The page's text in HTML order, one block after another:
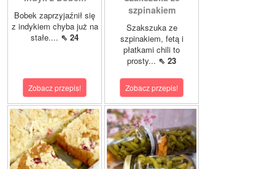
Bobek zaprzyjaźnił się
z indykiem chyba już na
stałe.... ⇖ 24
Zobacz przepis!
szpinakiem
Szakszuka ze
szpinakiem, fetą i
płatkami chili to
prosty... ⇖ 23
Zobacz przepis!